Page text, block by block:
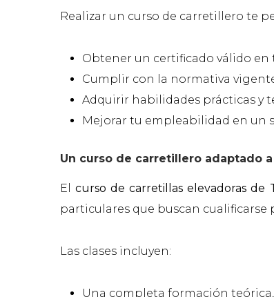
Realizar un curso de carretillero te
Obtener un certificado válido en
Cumplir con la normativa
Adquirir habilidades prácticas y
Mejorar tu empleabilidad en un
Un curso de carretillero adaptado
Elcurso de carretillas elevadoras de
particulares que buscan cualificarse
Las clases incluyen:
Una completa formación